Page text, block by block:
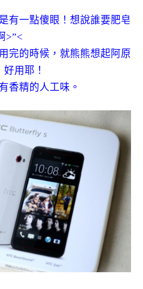
有一點傻眼！想說誰要肥皂
>”<
完的時候，就熊熊想起阿原
好用耶！
香精的人工味。